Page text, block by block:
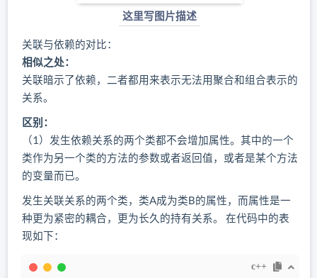
这里写图片描述
关联与依赖的对比：
相似之处：
关联暗示了依赖，二者都用来表示无法用聚合和组合表示的
关系。
区别：
（1）发生依赖关系的两个类都不会增加属性。其中的一个
类作为另一个类的方法的参数或者返回值，或者是某个方法
的变量而已。
发生关联关系的两个类，类A成为类B的属性，而属性是一
种更为紧密的耦合，更为长久的持有关系。 在代码中的表
现如下：
c++